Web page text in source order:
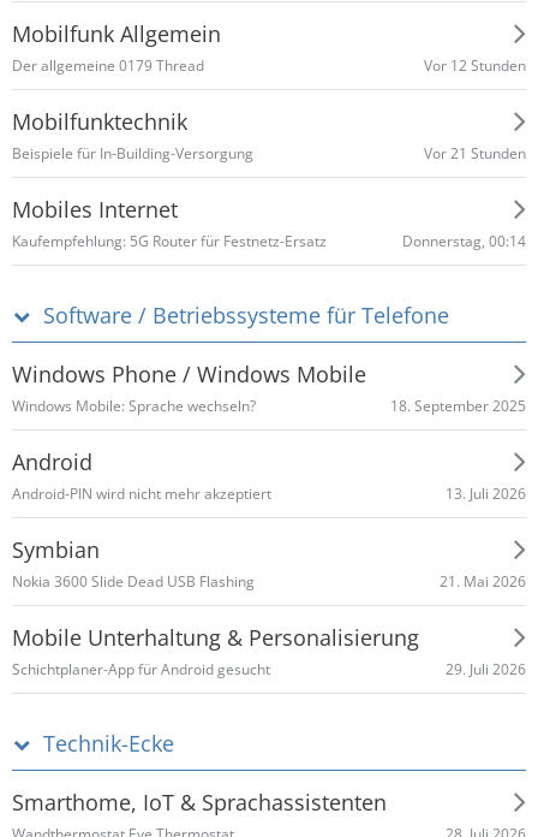
Mobilfunk Allgemein
​Der allgemeine 0179 Thread Vor 12 Stunden
Mobilfunktechnik
Beispiele für In-Building-Versorgung Vor 21 Stunden
Mobiles Internet
Kaufempfehlung: 5G Router für Festnetz-Ersatz Donnerstag, 00:14
Software / Betriebssysteme für Telefone
Windows Phone / Windows Mobile
Windows Mobile: Sprache wechseln? 18. September 2025
Android
Android-PIN wird nicht mehr akzeptiert 13. Juli 2026
Symbian
Nokia 3600 Slide Dead USB Flashing 21. Mai 2026
Mobile Unterhaltung & Personalisierung
Schichtplaner-App für Android gesucht 29. Juli 2026
Technik-Ecke
Smarthome, IoT & Sprachassistenten